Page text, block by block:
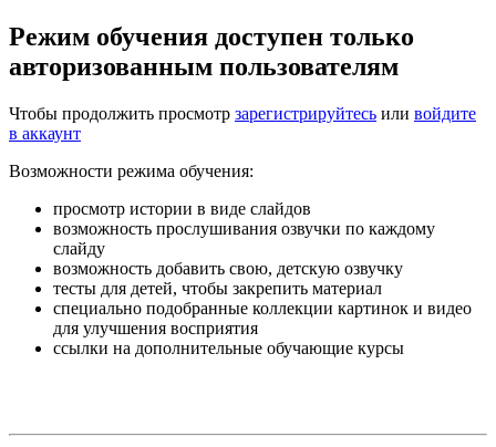
Режим обучения доступен только
авторизованным пользователям
Чтобы продолжить просмотр зарегистрируйтесь или войдите
в аккаунт
Возможности режима обучения:
просмотр истории в виде слайдов
возможность прослушивания озвучки по каждому
слайду
возможность добавить свою, детскую озвучку
тесты для детей, чтобы закрепить материал
специально подобранные коллекции картинок и видео
для улучшения восприятия
ссылки на дополнительные обучающие курсы